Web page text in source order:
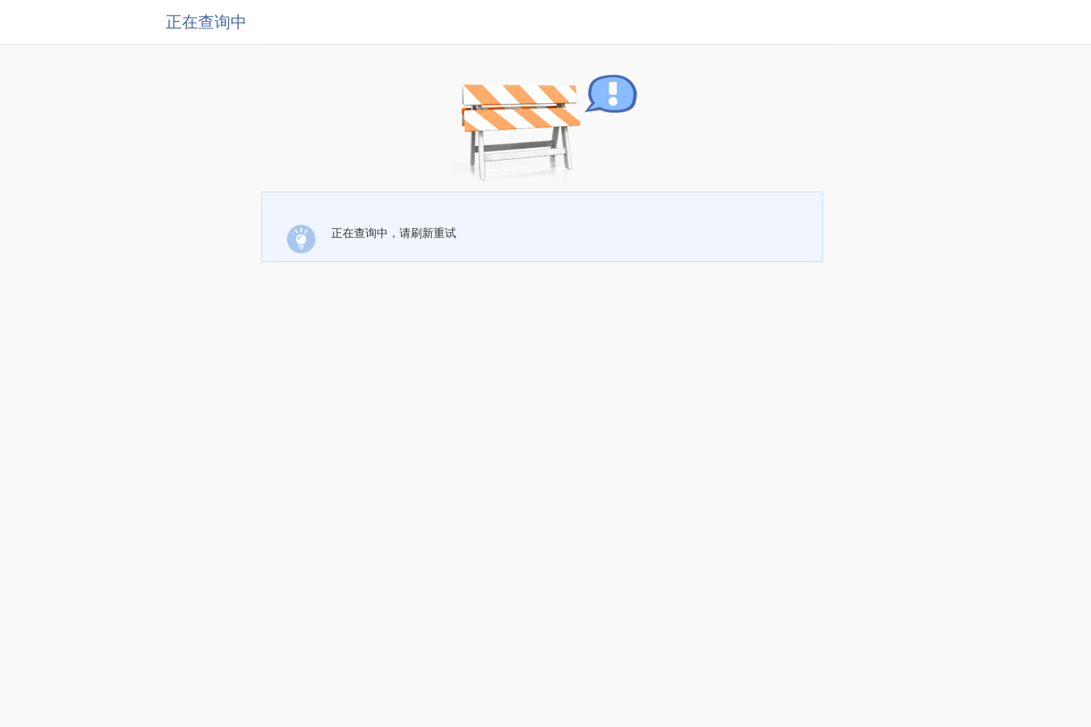
正在查询中
正在查询中，请刷新重试